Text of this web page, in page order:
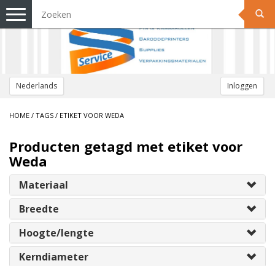
Nederlands Inloggen
Toggle
navigation
HOME / TAGS / ETIKET VOOR WEDA
Producten getagd met etiket voor
Weda
Materiaal
Breedte
Hoogte/lengte
Kerndiameter